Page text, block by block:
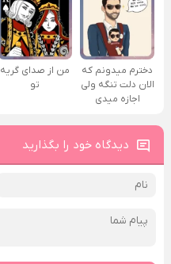
دخترم میدونم که
الان دلت تنگه ولی
اجازه میدی
من از صدای گريه
تو
دیدگاه خود را بگذارید